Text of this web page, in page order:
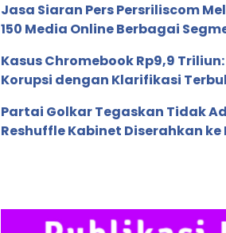
Jasa Siaran Pers Persriliscom
150 Media Online Berbagai
Kasus Chromebook Rp9,9
Korupsi dengan Klarifikasi
Partai Golkar Tegaskan Tidak
Reshuffle Kabinet Diserahkan ke